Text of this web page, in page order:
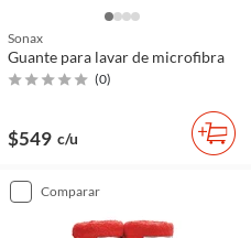
Sonax
Guante para lavar de microfibra
(0)
$549 c/u
comparar